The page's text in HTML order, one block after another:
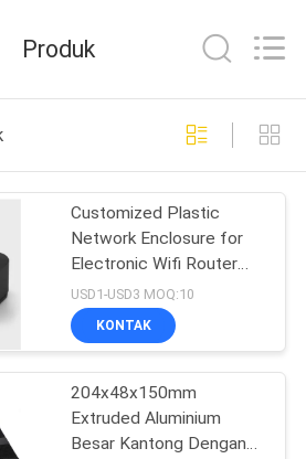
ABS
34
air
26
Produk
Customized Plastic
Network Enclosure for
Electronic Wifi Router
Encasement
USD1-USD3 MOQ:10
KONTAK
204x48x150mm
Extruded Aluminium
Besar Kantong Dengan